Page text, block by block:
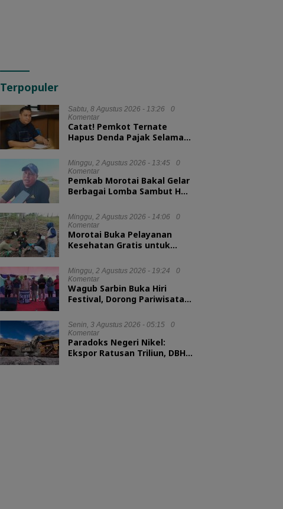
Terpopuler
Sabtu, 8 Agustus 2026 - 13:26
0
Komentar
Catat! Pemkot Ternate
Hapus Denda Pajak Selama
Minggu, 2 Agustus 2026 - 13:45
0
Komentar
Pemkab Morotai Bakal Gelar
Berbagai Lomba Sambut HUT
Minggu, 2 Agustus 2026 - 14:06
0
Komentar
Morotai Buka Pelayanan
Kesehatan Gratis untuk
Minggu, 2 Agustus 2026 - 19:24
0
Komentar
Wagub Sarbin Buka Hiri
Festival, Dorong Pariwisata
Senin, 3 Agustus 2026 - 05:15
0
Komentar
Paradoks Negeri Nikel:
Ekspor Ratusan Triliun, DBH